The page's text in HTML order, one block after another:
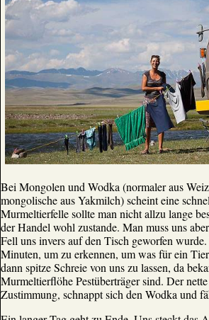
Bei Mongolen und Wodka (normaler aus
mongolische aus Yakmilch) scheint eine
Murmeltierfelle sollte man nicht allzu lange
der Handel wohl zustande. Man muss uns
Fell uns invers auf den Tisch geworfen
Minuten, um zu erkennen, um was für ein
dann spitze Schreie von uns zu lassen, da
Murmeltierflöhe Pestüberträger sind. Der
Zustimmung, schnappt sich den Wodka und